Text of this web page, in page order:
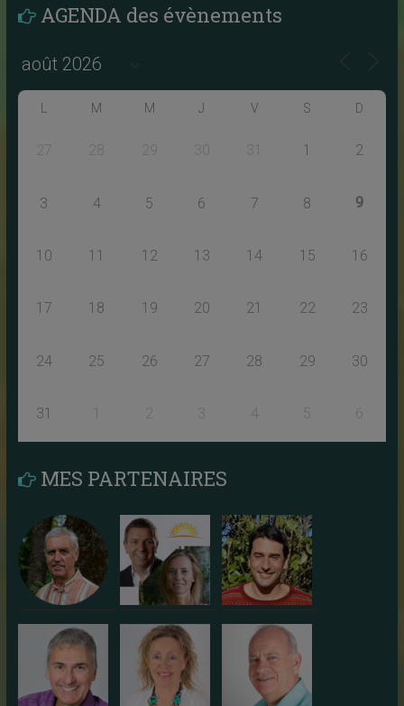
AGENDA des évènements
M M J V S D
27 28 29 30 31 1 2
3 4 5 6 7 8 9
10 11 12 13 14 15 16
17 18 19 20 21 22 23
24 25 26 27 28 29 30
31 1 2 3 4 5 6
MES PARTENAIRES